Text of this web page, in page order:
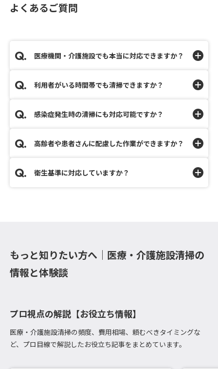
よくあるご質問
医療機関・介護施設でも本当に対応できますか？
利用者がいる時間帯でも清掃できますか？
感染症発生時の清掃にも対応可能ですか？
高齢者や患者さんに配慮した作業ができますか？
衛生基準に対応していますか？
もっと知りたい方へ｜医療・介護施設清掃の
情報と体験談
プロ視点の解説【お役立ち情報】
医療・介護施設清掃の頻度、費用相場、頼むべきタイミングな
ど、プロ目線で解説したお役立ち記事をまとめています。